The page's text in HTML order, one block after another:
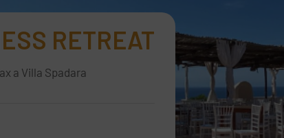
RETREAT
a Villa Spadara